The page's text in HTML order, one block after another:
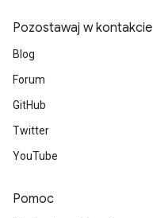
Pozostawaj w kontakcie
Blog
Forum
GitHub
Twitter
YouTube
Pomoc